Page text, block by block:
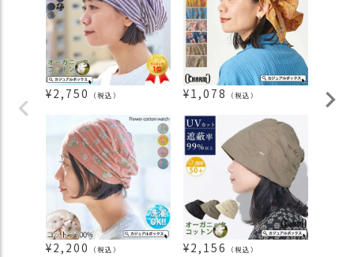
¥2,750 （税込） ¥1,078 （税込） ¥
¥2,200 （税込） ¥2,156 （税込）